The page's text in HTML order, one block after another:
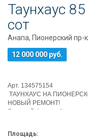
Таунхаус
сот
Анапа, Пионерский пр-
12 000 000 руб.
Арт. 134575154
ТАУНХАУС НА
НОВЫЙ РЕМОНТ!
Элитный формат "дом у
Площадь: